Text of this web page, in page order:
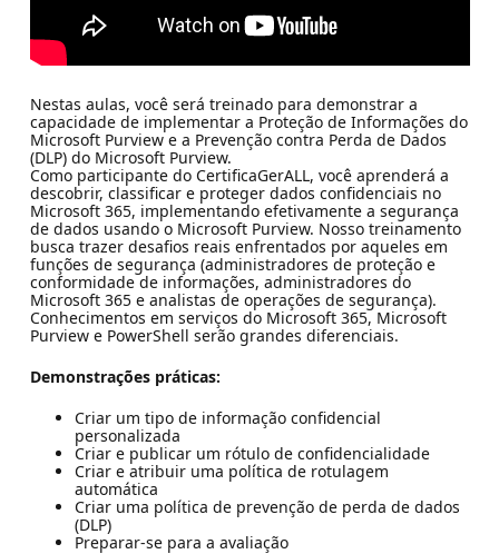
Nestas aulas, você será treinado para demonstrar a
capacidade de implementar a Proteção de Informações do
Microsoft Purview e a Prevenção contra Perda de Dados
(DLP) do Microsoft Purview.
Como participante do CertificaGerALL, você aprenderá a
descobrir, classificar e proteger dados confidenciais no
Microsoft 365, implementando efetivamente a segurança
de dados usando o Microsoft Purview. Nosso treinamento
busca trazer desafios reais enfrentados por aqueles em
funções de segurança (administradores de proteção e
conformidade de informações, administradores do
Microsoft 365 e analistas de operações de segurança).
Conhecimentos em serviços do Microsoft 365, Microsoft
Purview e PowerShell serão grandes diferenciais.
Demonstrações práticas:
Criar um tipo de informação confidencial
personalizada
Criar e publicar um rótulo de confidencialidade
Criar e atribuir uma política de rotulagem
automática
Criar uma política de prevenção de perda de dados
(DLP)
Preparar-se para a avaliação